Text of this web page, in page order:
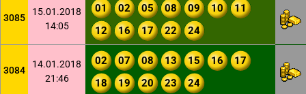
3085
15.01.2018
14:05
01 02 05 08 09 10
11
12
16 17 22 24
3084
14.01.2018
21:46
02 07 08 13 15 16
17
18
19 20 23 24